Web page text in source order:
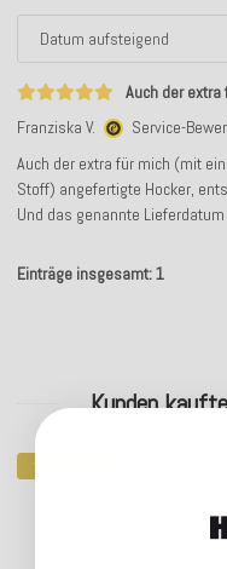
Auch der
Franziska V.
Service-
Auch der extra für mich (mit
Stoff) angefertigte Hocker,
Und das genannte
Einträge insgesamt: 1
Kunden
Top bewertet